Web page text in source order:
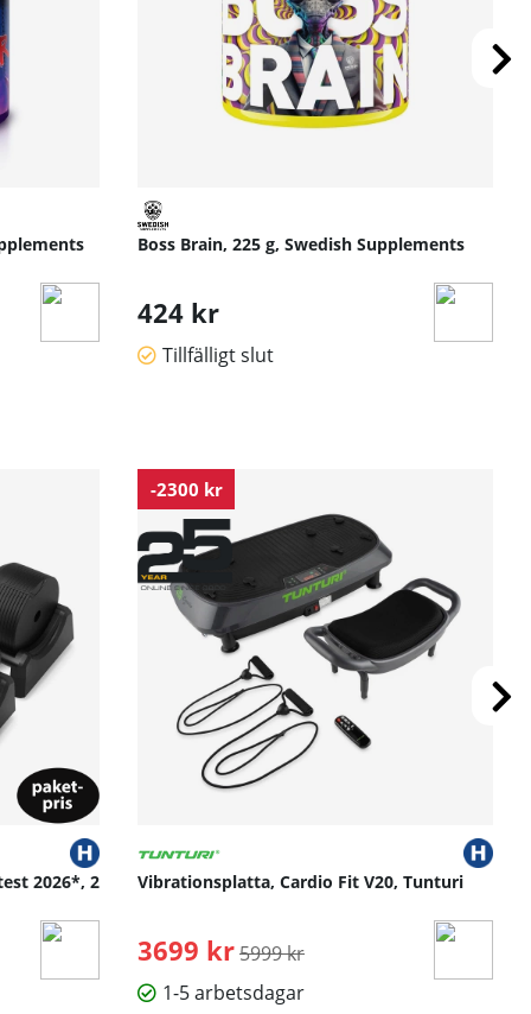
Boss Brain, 225 g, Swedish Supplements
424 kr
Tillfälligt slut
2026*, 2
-2300 kr
Vibrationsplatta, Cardio Fit V20, Tunturi
3699 kr Ordinarie pris:
5999 kr
1-5 arbetsdagar